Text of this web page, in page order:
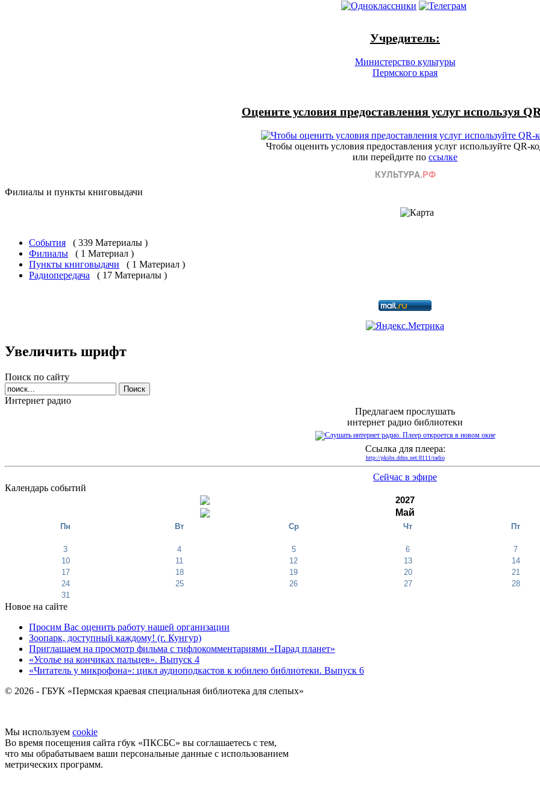
Учредитель:
Министерство культуры
Пермского края
Оцените условия предоставления услуг используя
Чтобы оценить условия предоставления услуг используйте QR-
или перейдите по ссылке
Филиалы и пункты книговыдачи
События
( 339 Материалы )
Филиалы
( 1 Материал )
Пункты книговыдачи
( 1 Материал )
Радиопередача
( 17 Материалы )
Увеличить шрифт
Поиск по сайту
Интернет радио
Предлагаем прослушать
интернет радио библиотеки
Ссылка для плеера:
http://pksbs.ddns.net:8111/radio
Сейчас в эфире
Календарь событий
2027
Май
Пн Вт Ср Чт Пт
3
4 5 6 7
10
11 12 13 14
17
18 19 20 21
24
25 26 27 28
31
Новое на сайте
Просим Вас оценить работу нашей организации
Зоопарк, доступный каждому! (г. Кунгур)
Приглашаем на просмотр фильма с тифлокомментариями «Парад планет»
«Усолье на кончиках пальцев». Выпуск 4
«Читатель у микрофона»: цикл аудиоподкастов к юбилею библиотеки. Выпуск 6
© 2026 - ГБУК «Пермская краевая специальная библиотека для слепых»
Мы используем cookie
Во время посещения сайта гбук «ПКСБС» вы соглашаетесь с тем,
что мы обрабатываем ваши персональные данные с использованием
метрических программ.